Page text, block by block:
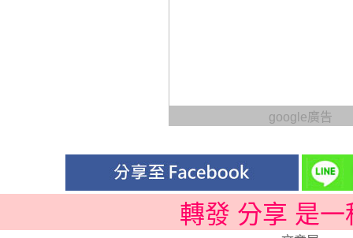
google廣告
轉發 分享 是一